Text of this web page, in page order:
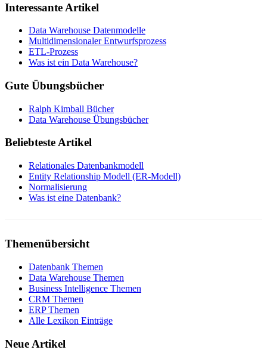
Interessante Artikel
Data Warehouse Datenmodelle
Multidimensionaler Entwurfsprozess
ETL-Prozess
Was ist ein Data Warehouse?
Gute Übungsbücher
Ralph Kimball Bücher
Data Warehouse Übungsbücher
Beliebteste Artikel
Relationales Datenbankmodell
Entity Relationship Modell (ER-Modell)
Normalisierung
Was ist eine Datenbank?
Themenübersicht
Datenbank Themen
Data Warehouse Themen
Business Intelligence Themen
CRM Themen
ERP Themen
Alle Lexikon Einträge
Neue Artikel